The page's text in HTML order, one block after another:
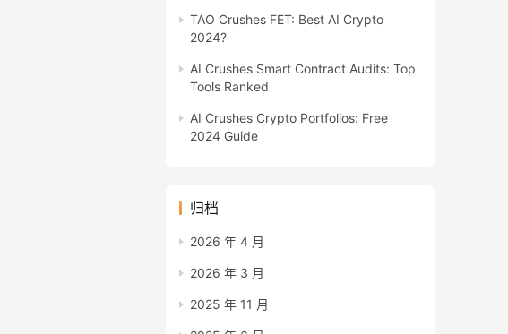
TAO Crushes FET: Best AI Crypto
2024?
AI Crushes Smart Contract Audits: Top
Tools Ranked
AI Crushes Crypto Portfolios: Free
2024 Guide
归档
2026 年 4 月
2026 年 3 月
2025 年 11 月